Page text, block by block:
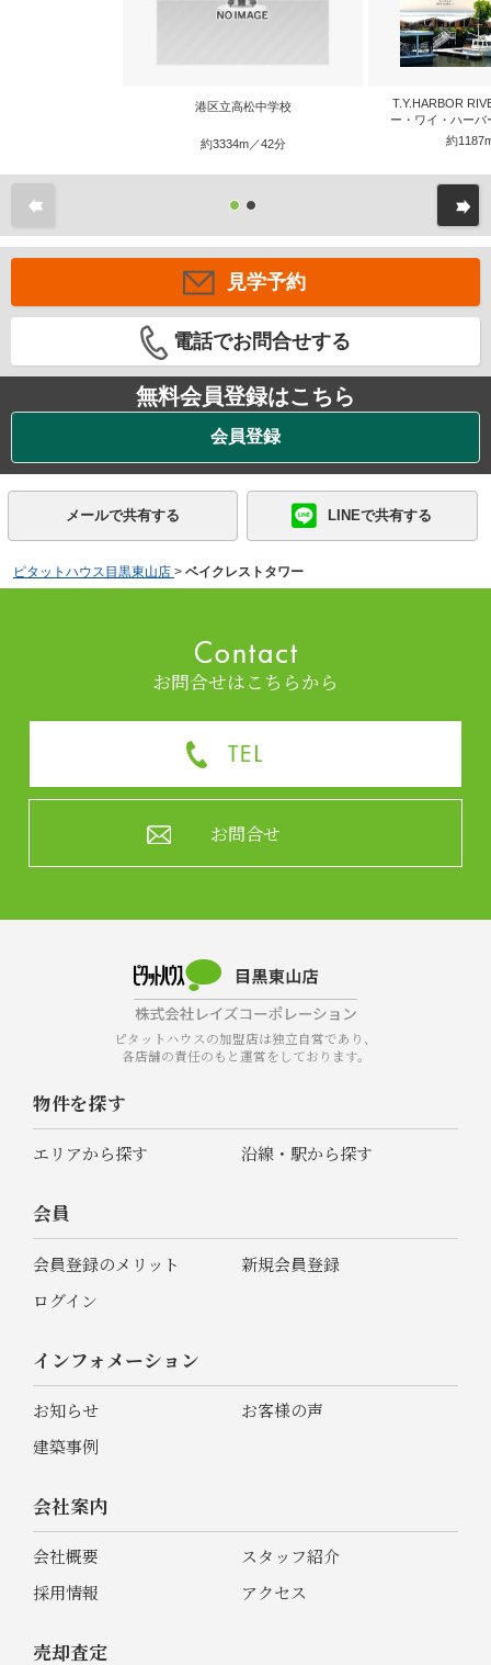
港区立高松中学校
約3334m／42分
T.Y.HARBOR
ー・ワイ・ハー
約
見学予約
電話でお問合せする
無料会員登録はこちら
会員登録
メールで共有する LINEで共有する
ピタットハウス目黒東山店 > ベイクレストタワー
お問合せはこちらから
お問合せ
ピタットハウスの加盟店は独立自営であり、
各店舗の責任のもと運営をしております。
物件を探す
エリアから探す 沿線・駅から探す
会員
会員登録のメリット
新規会員登録
ログイン
インフォメーション
お知らせ
お客様の声
建築事例
会社案内
会社概要
スタッフ紹介
採用情報
アクセス
売却査定